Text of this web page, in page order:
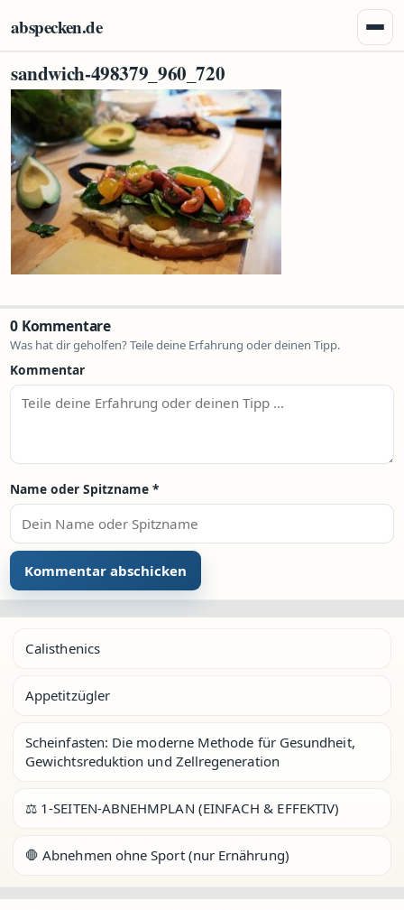
abspecken.de
sandwich-498379_960_720
0 Kommentare
Was hat dir geholfen? Teile deine Erfahrung oder deinen Tipp.
Kommentar
Name oder Spitzname *
Calisthenics
Appetitzügler
Scheinfasten: Die moderne Methode für Gesundheit,
Gewichtsreduktion und Zellregeneration
⚖️ 1-SEITEN-ABNEHMPLAN (EINFACH & EFFEKTIV)
🛑 Abnehmen ohne Sport (nur Ernährung)